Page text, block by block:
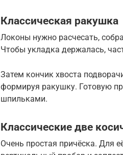
Классическая ракушка
Локоны нужно расчесать,
Чтобы укладка держалась,
Затем кончик хвоста
формируя ракушку. Готовую
шпильками.
Классические две
Очень простая причёска. Для